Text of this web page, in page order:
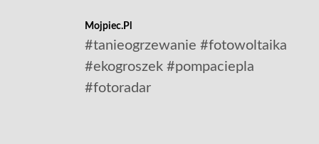
Mojpiec.pl
#tanieogrzewanie #fotowoltaika
#ekogroszek #pompaciepla
#fotoradar